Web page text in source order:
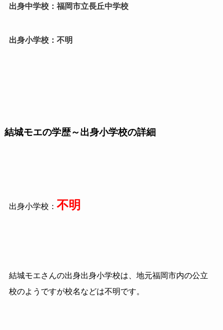
出身中学校：福岡市立長丘中学校
出身小学校：不明
結城モエの学歴～出身小学校の詳細
出身小学校： 不明
結城モエさんの出身出身小学校は、地元福岡市内の公立
校のようですが校名などは不明です。